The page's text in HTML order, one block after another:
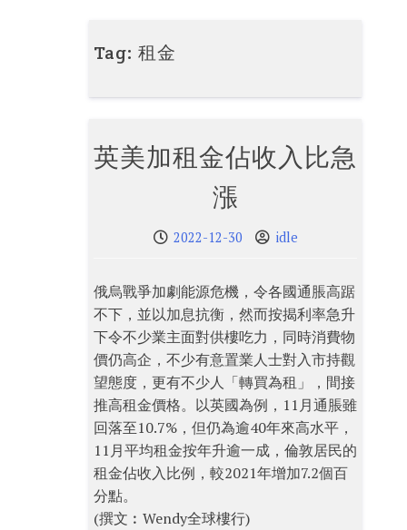
Tag:租金
英美加租金佔收入比急
漲
2022-12-30 idle
俄烏戰爭加劇能源危機，令各國通脹高踞
不下，並以加息抗衡，然而按揭利率急升
下令不少業主面對供樓吃力，同時消費物
價仍高企，不少有意置業人士對入市持觀
望態度，更有不少人「轉買為租」，間接
推高租金價格。以英國為例，11月通脹雖
回落至10.7%，但仍為逾40年來高水平，
11月平均租金按年升逾一成，倫敦居民的
租金佔收入比例，較2021年增加7.2個百
分點。
(撰文︰Wendy全球樓行)